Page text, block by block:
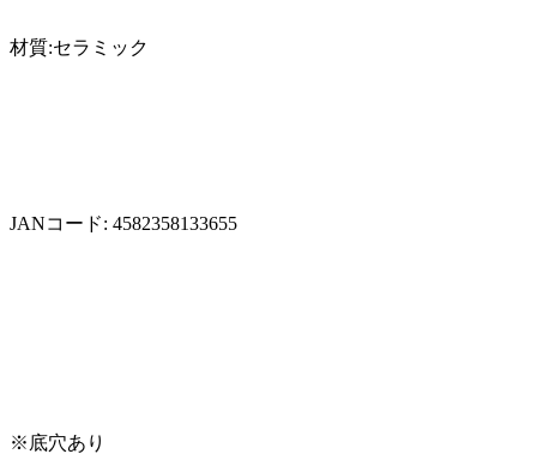
材質:セラミック
JANコード: 4582358133655
※底穴あり